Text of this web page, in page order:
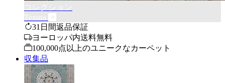
31日間返品保証
ヨーロッパ内送料無料
100,000点以上のユニークなカーペット
収集品